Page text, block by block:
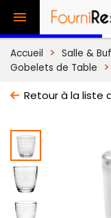

Accueil Salle &
Gobelets de Table
Retour à la liste